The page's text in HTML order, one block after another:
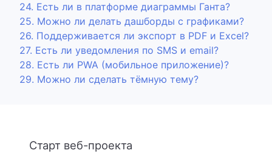
24. Есть ли в платформе диаграммы Ганта?
25. Можно ли делать дашборды с графиками?
26. Поддерживается ли экспорт в PDF и Excel?
27. Есть ли уведомления по SMS и email?
28. Есть ли PWA (мобильное приложение)?
29. Можно ли сделать тёмную тему?
Старт веб-проекта